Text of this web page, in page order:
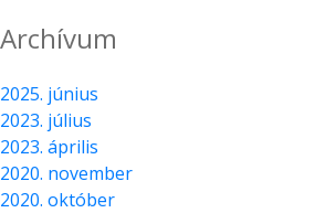
Archívum
2025. június
2023. július
2023. április
2020. november
2020. október